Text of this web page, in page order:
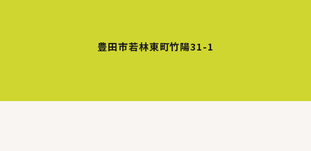
豊田市若林東町竹陽31-1